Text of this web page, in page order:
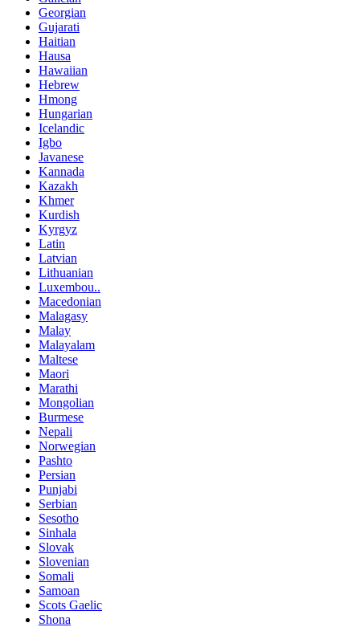
Georgian
Gujarati
Haitian
Hausa
Hawaiian
Hebrew
Hmong
Hungarian
Icelandic
Igbo
Javanese
Kannada
Kazakh
Khmer
Kurdish
Kyrgyz
Latin
Latvian
Lithuanian
Luxembou..
Macedonian
Malagasy
Malay
Malayalam
Maltese
Maori
Marathi
Mongolian
Burmese
Nepali
Norwegian
Pashto
Persian
Punjabi
Serbian
Sesotho
Sinhala
Slovak
Slovenian
Somali
Samoan
Scots Gaelic
Shona